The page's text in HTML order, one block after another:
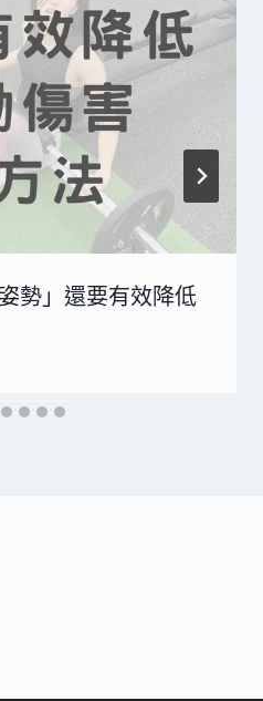
勢」還要有效降低